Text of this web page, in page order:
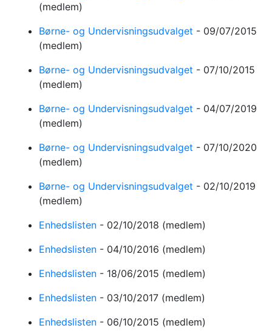
(medlem)
Børne- og Undervisningsudvalget - 09/07/2015
(medlem)
Børne- og Undervisningsudvalget - 07/10/2015
(medlem)
Børne- og Undervisningsudvalget - 04/07/2019
(medlem)
Børne- og Undervisningsudvalget - 07/10/2020
(medlem)
Børne- og Undervisningsudvalget - 02/10/2019
(medlem)
Enhedslisten - 02/10/2018 (medlem)
Enhedslisten - 04/10/2016 (medlem)
Enhedslisten - 18/06/2015 (medlem)
Enhedslisten - 03/10/2017 (medlem)
Enhedslisten - 06/10/2015 (medlem)